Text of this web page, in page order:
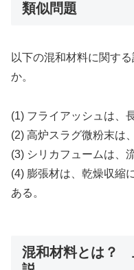
類似問題
以下の混和材料に関す
か。
(1) フライアッシュは、
(2) 高炉スラグ微粉末は
(3) シリカフュームは、
(4) 膨張材は、乾燥収縮
ある。
混和材料とは？